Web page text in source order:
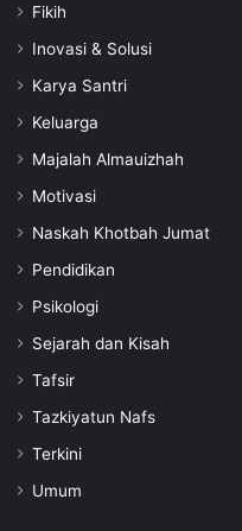
Fikih
Inovasi & Solusi
Karya Santri
Keluarga
Majalah Almauizhah
Motivasi
Naskah Khotbah Jumat
Pendidikan
Psikologi
Sejarah dan Kisah
Tafsir
Tazkiyatun Nafs
Terkini
Umum